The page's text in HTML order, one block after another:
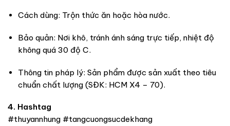
Cách dùng: Trộn thức ăn hoặc hòa nước.
Bảo quản: Nơi khô, tránh ánh sáng trực tiếp, nhiệt độ
không quá 30 độ C.
Thông tin pháp lý: Sản phẩm được sản xuất theo tiêu
chuẩn chất lượng (SĐK: HCM X4 – 70).
4. Hashtag
#thuyannhung #tangcuongsucdekhang